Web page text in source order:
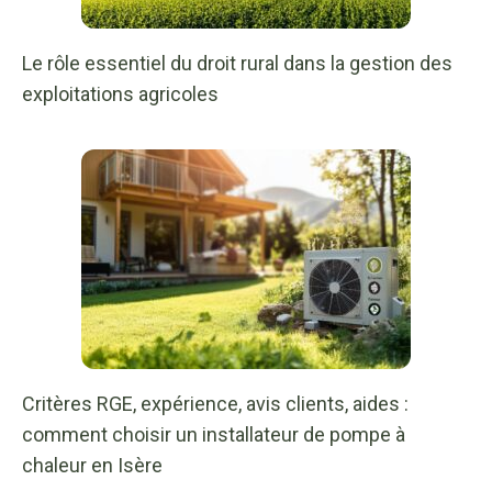
Le rôle essentiel du droit rural dans la gestion des
exploitations agricoles
Critères RGE, expérience, avis clients, aides :
comment choisir un installateur de pompe à
chaleur en Isère